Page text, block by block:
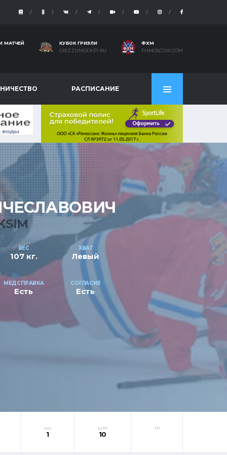
МАТЧЕЙ
КУБОК ГРИЗЛИ
GRIZZLYHOCKEY.RU
ФХМ
FHMOSCOW.COM
РАСПИСАНИЕ
ВЕС
107 кг.
ХВАТ
Левый
МЕДСПРАВКА
Есть
СОГЛАСИЕ
Есть
АМ
1
ШТР
10
ТР